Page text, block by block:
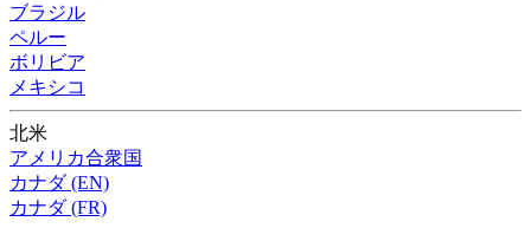
ブラジル
ペルー
ボリビア
メキシコ
北米
アメリカ合衆国
カナダ (EN)
カナダ (FR)